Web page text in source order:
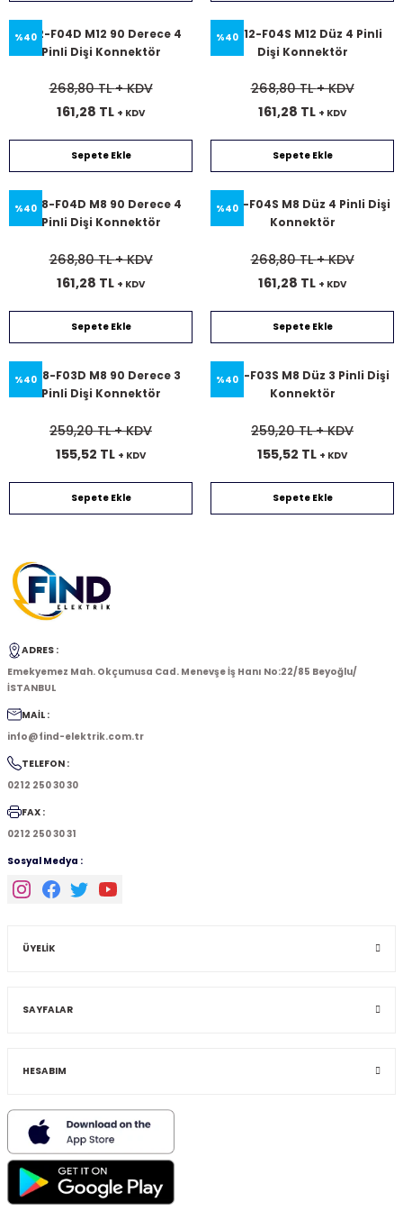
%40
SL12-F04D M12 90 Derece 4
Pinli Dişi Konnektör
268,80 TL+ KDV
161,28 TL + KDV
Sepete Ekle
%40
SL012-F04S M12 Düz 4 Pinli
Dişi Konnektör
268,80 TL+ KDV
161,28 TL + KDV
Sepete Ekle
%40
SL08-F04D M8 90 Derece 4
Pinli Dişi Konnektör
268,80 TL+ KDV
161,28 TL + KDV
Sepete Ekle
%40
SL08-F04S M8 Düz 4 Pinli Dişi
Konnektör
268,80 TL+ KDV
161,28 TL + KDV
Sepete Ekle
%40
SL08-F03D M8 90 Derece 3
Pinli Dişi Konnektör
259,20 TL+ KDV
155,52 TL + KDV
Sepete Ekle
%40
SL08-F03S M8 Düz 3 Pinli Dişi
Konnektör
259,20 TL+ KDV
155,52 TL + KDV
Sepete Ekle
ADRES :
Emekyemez Mah. Okçumusa Cad. Menevşe İş Hanı No:22/85 Beyoğlu/
İSTANBUL
MAİL :
info@find-elektrik.com.tr
TELEFON :
0212 250 30 30
FAX :
0212 250 30 31
Sosyal Medya :
ÜYELİK
SAYFALAR
HESABIM